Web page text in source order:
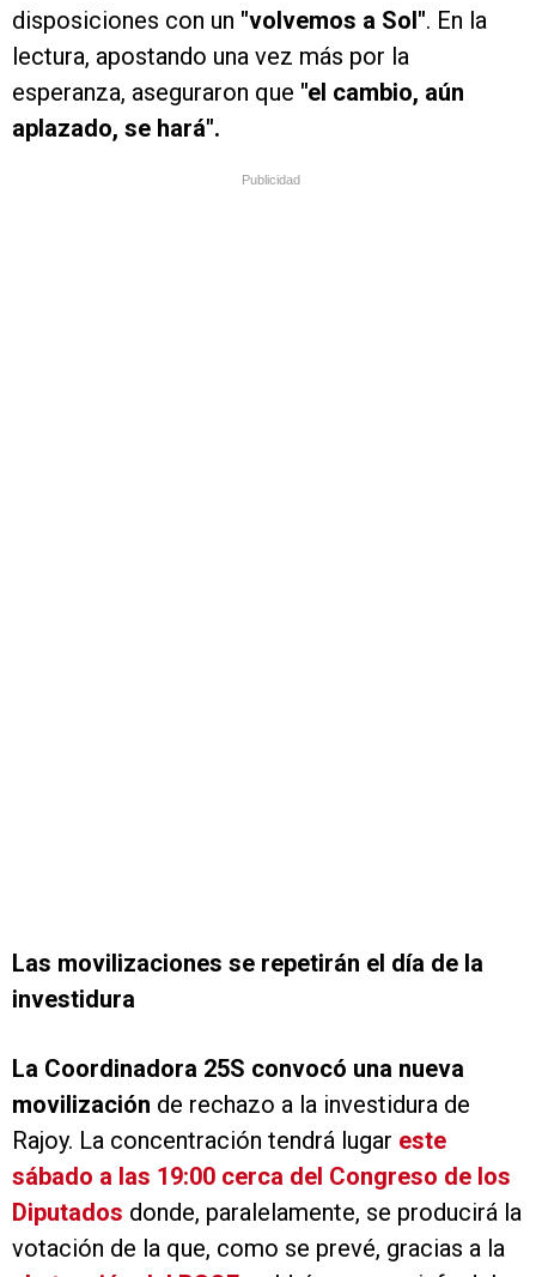
disposiciones con un "volvemos a Sol". En la
lectura, apostando una vez más por la
esperanza, aseguraron que "el cambio, aún
aplazado, se hará".
Publicidad
Las movilizaciones se repetirán el día de la
investidura
La Coordinadora 25S convocó una nueva
movilización de rechazo a la investidura de
Rajoy. La concentración tendrá lugar este
sábado a las 19:00 cerca del Congreso de los
Diputados donde, paralelamente, se producirá la
votación de la que, como se prevé, gracias a la